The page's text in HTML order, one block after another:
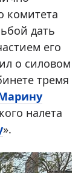
комитета
дать
его
о силовом
тремя
налета
».